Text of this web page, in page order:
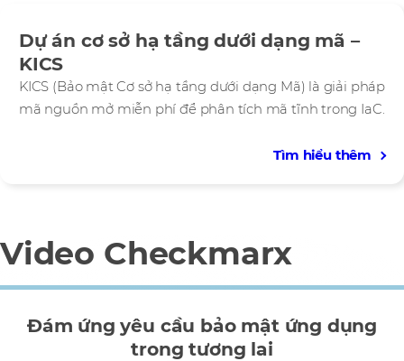
Dự án cơ sở hạ tầng dưới dạng mã –
KICS
KICS (Bảo mật Cơ sở hạ tầng dưới dạng Mã) là giải pháp
mã nguồn mở miễn phí để phân tích mã tĩnh trong IaC.
Tìm hiểu thêm
Video Checkmarx
Đám ứng yêu cầu bảo mật ứng dụng
trong tương lai